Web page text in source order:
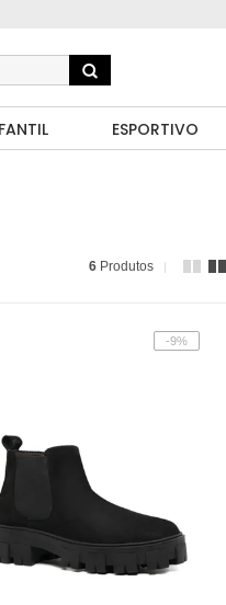
ESPORTIVO
6 Produtos
-9%